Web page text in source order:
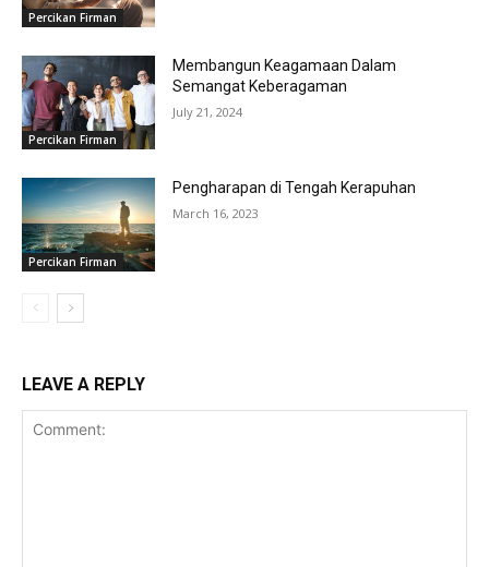
Percikan Firman
Percikan Firman
Membangun Keagamaan Dalam
Semangat Keberagaman
July 21, 2024
Percikan Firman
Pengharapan di Tengah Kerapuhan
March 16, 2023
LEAVE A REPLY